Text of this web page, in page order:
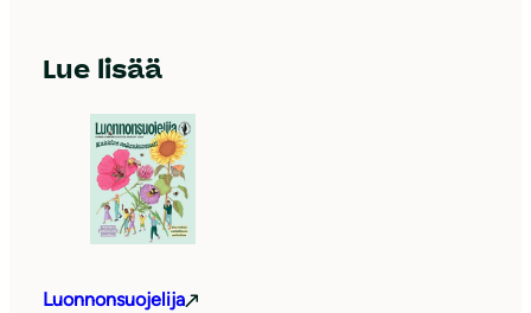
Lue lisää
Luonnonsuojelija